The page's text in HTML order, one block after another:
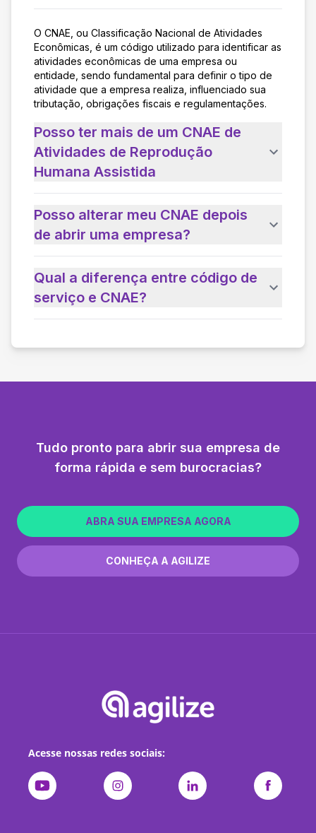
O CNAE, ou Classificação Nacional de Atividades
Econômicas, é um código utilizado para identificar as
atividades econômicas de uma empresa ou
entidade, sendo fundamental para definir o tipo de
atividade que a empresa realiza, influenciado sua
tributação, obrigações fiscais e regulamentações.
Posso ter mais de um CNAE de
Atividades de Reprodução
Humana Assistida
Posso alterar meu CNAE depois
de abrir uma empresa?
Qual a diferença entre código de
serviço e CNAE?
Tudo pronto para abrir sua empresa de
forma rápida e sem burocracias?
ABRA SUA EMPRESA AGORA
CONHEÇA A AGILIZE
Acesse nossas redes sociais: